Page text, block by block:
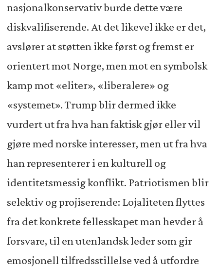
nasjonalkonservativ burde dette være
diskvalifiserende. At det likevel ikke er det,
avslører at støtten ikke først og fremst er
orientert mot Norge, men mot en symbolsk
kamp mot «eliter», «liberalere» og
«systemet». Trump blir dermed ikke
vurdert ut fra hva han faktisk gjør eller vil
gjøre med norske interesser, men ut fra hva
han representerer i en kulturell og
identitetsmessig konflikt. Patriotismen blir
selektiv og projiserende: Lojaliteten flyttes
fra det konkrete fellesskapet man hevder å
forsvare, til en utenlandsk leder som gir
emosjonell tilfredsstillelse ved å utfordre